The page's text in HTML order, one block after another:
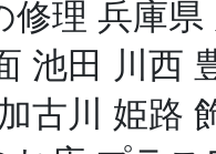
修理 兵庫
池田 川西
古川 姫路